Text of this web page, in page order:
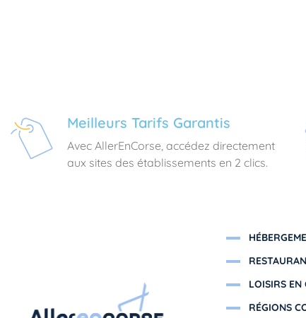
Meilleurs Tarifs Garantis
Avec AllerEnCorse, accédez directement
aux sites des établissements en 2 clics.
LOISIRS EN
RÉGIONS